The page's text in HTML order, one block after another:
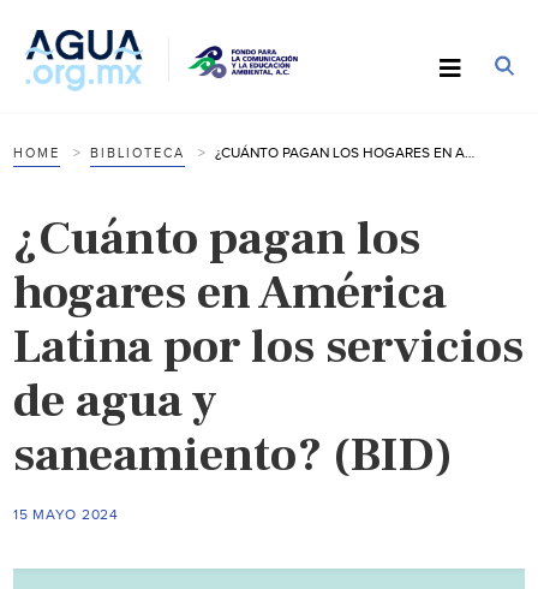
HOME BIBLIOTECA
¿Cuánto pagan los
hogares en América
Latina por los servicios
de agua y
saneamiento? (BID)
15 MAYO 2024